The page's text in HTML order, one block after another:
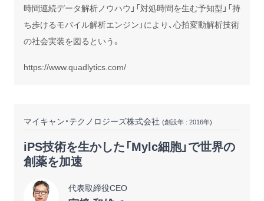
時間連続データ解析ノウハウ」「対処時間を生む予知型」「持
ち歩けるモバイル解析エンジン」により、心拍変動解析技術
の社会実装を図るという。
https://www.quadlytics.com/
マイキャン・テクノロジーズ株式会社 (創設年 : 2016年)
iPS技術を生かした「Mylc細胞」で世界の
創薬を加速
代表取締役CEO